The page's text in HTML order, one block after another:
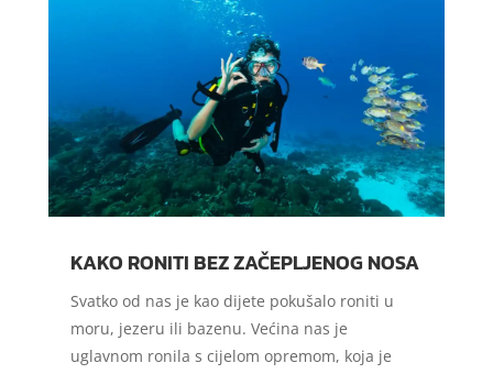
KAKO RONITI BEZ ZAČEPLJENOG NOSA
Svatko od nas je kao dijete pokušalo roniti u
moru, jezeru ili bazenu. Većina nas je
uglavnom ronila s cijelom opremom, koja je